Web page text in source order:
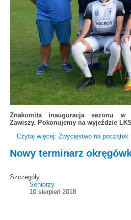
Znakomita inauguracja sezonu w
Zawiszy. Pokonujemy na wyjeździe
Czytaj więcej: Zwycięstwo na początek
Nowy terminarz
Szczegóły
Seniorzy
10 sierpień 2018